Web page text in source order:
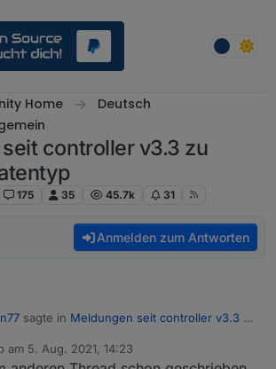
Home
Deutsch
controller v3.3 zu
175 35 45.7k 31
Anmelden zum Antworten
sagte in Meldungen seit controller v3.3 zu
am 5. Aug. 2021, 14:23
editiert von